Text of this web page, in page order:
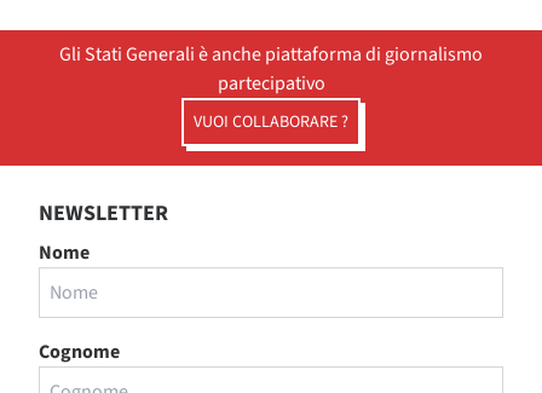
Gli Stati Generali è anche piattaforma di giornalismo
partecipativo
VUOI COLLABORARE ?
NEWSLETTER
Nome
Cognome